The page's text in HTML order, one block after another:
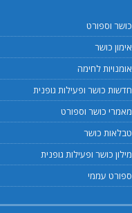
כושר וספורט
אימון כושר
אומנויות לחימה
חדשות כושר ופעילות גופנית
מאמרי כושר וספורט
טבלאות כושר
מילון כושר ופעילות גופנית
ספורט עממי